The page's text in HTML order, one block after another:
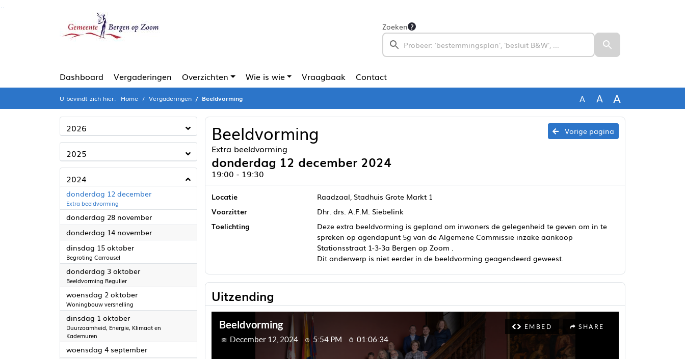
Ga naar de inhoud van deze pagina
Zoeken
Dashboard Vergaderingen Overzichten Wie is wie Vraagbaak Contact
U bevindt zich hier: Home Vergaderingen Beeldvorming A A A
2026
2025
2024
donderdag 12 december2024
Extra beeldvorming
donderdag 28 november2024
donderdag 14 november2024
dinsdag 15 oktober2024
Begroting Carrousel
donderdag 3 oktober2024
Beeldvorming Regulier
woensdag 2 oktober2024
Woningbouw versnelling
dinsdag 1 oktober2024
Duurzaamheid, Energie, Klimaat en
Kademuren
woensdag 4 september2024
Vorige pagina
Beeldvorming
Extra beeldvorming
donderdag 12 december 2024
19:00 - 19:30
Locatie
Raadzaal, Stadhuis Grote Markt 1
Voorzitter
Dhr. drs. A.F.M. Siebelink
Toelichting
Deze extra beeldvorming is gepland om inwoners de gelegenheid te geven om in te
spreken op agendapunt 5g van de Algemene Commissie inzake aankoop
Stationsstraat 1-3-3a Bergen op Zoom .
Dit onderwerp is niet eerder in de beeldvorming geagendeerd geweest.
Uitzending